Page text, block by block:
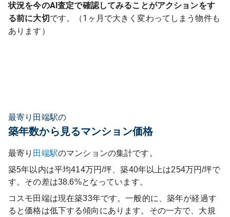
状況を今のAI査定で確認してみることがアクションをす
る前に大切です。（1ヶ月で大きく変わってしまう物件も
あります）
最寄り田端駅の
築年数から見るマンション価格
最寄り 田端駅のマンションの集計です。
築5年以内は平均414万円/坪、築40年以上は254万円/坪で
す。その差は38.6%となっています。
コスモ田端は現在築33年です。一般的に、築年が経過す
ると価格は低下する傾向にあります。その一方で、大規